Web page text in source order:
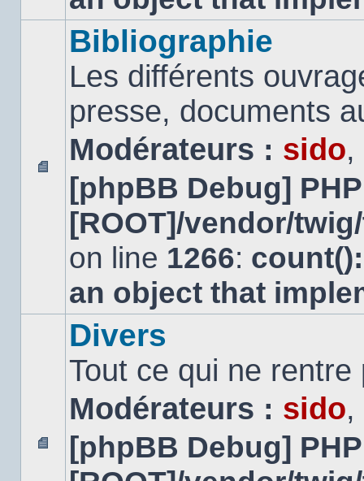
Aucun
message
non
Bibliographie
Les différents
presse, documents
Modérateurs : sido,
[phpBB Debug]
[ROOT]/vendor/
on line 1266:
an object that
Aucun
message
Divers
Tout ce qui ne
Modérateurs : sido,
[phpBB Debug]